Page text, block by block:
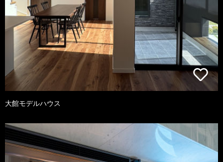
大館モデルハウス